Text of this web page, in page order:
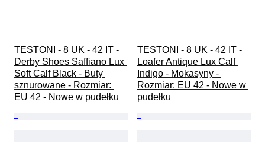
TESTONI - 8 UK - 42 IT -
Derby Shoes Saffiano Lux
Soft Calf Black - Buty
sznurowane - Rozmiar:
EU 42 - Nowe w pudełku
TESTONI - 8 UK - 42 IT -
Loafer Antique Lux Calf
Indigo - Mokasyny -
Rozmiar: EU 42 - Nowe w
pudełku